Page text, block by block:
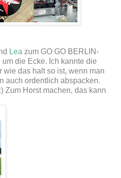
Lea zum GO GO BERLIN-
die Ecke. Ich kannte die
wie das halt so ist, wenn man
auch ordentlich abspacken.
Zum Horst machen, das kann